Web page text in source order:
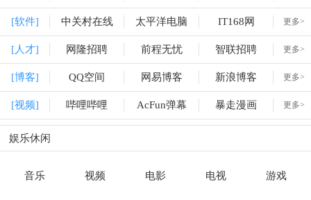
[软件] 中关村在线 太平洋电脑 IT168网 更多>
[人才] 网隆招聘 前程无忧 智联招聘 更多>
[博客] QQ空间 网易博客 新浪博客 更多>
[视频] 哔哩哔哩 AcFun弹幕 暴走漫画 更多>
娱乐休闲
音乐 视频 电影 电视 游戏